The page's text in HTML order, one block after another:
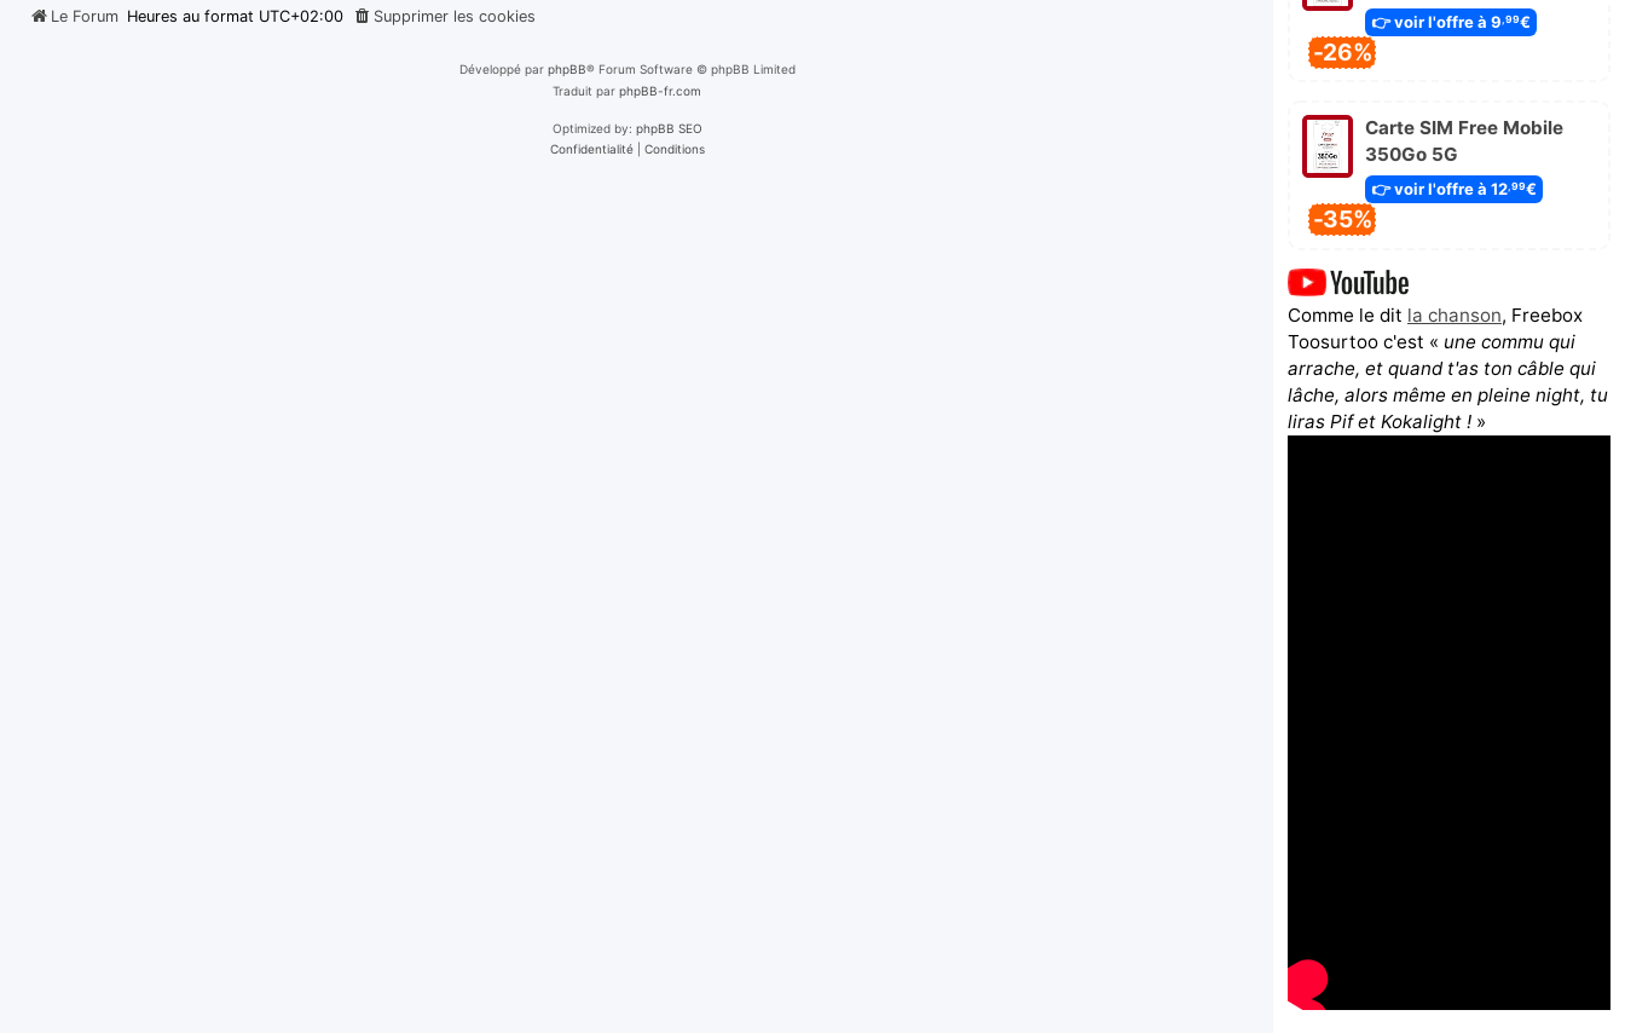
Le Forum Heures au format UTC+02:00 Supprimer les cookies
Développé par phpBB® Forum Software © phpBB Limited
Traduit par phpBB-fr.com
Optimized by: phpBB SEO
Confidentialité| Conditions
👉 voir l'offre à 9 ,99€
-26%
Carte SIM Free Mobile
350Go 5G
👉 voir l'offre à 12,99€
-35%
Comme le dit la chanson, Freebox
Toosurtoo c'est « une commu qui
arrache, et quand t'as ton câble qui
lâche, alors même en pleine night, tu
liras Pif et Kokalight ! »